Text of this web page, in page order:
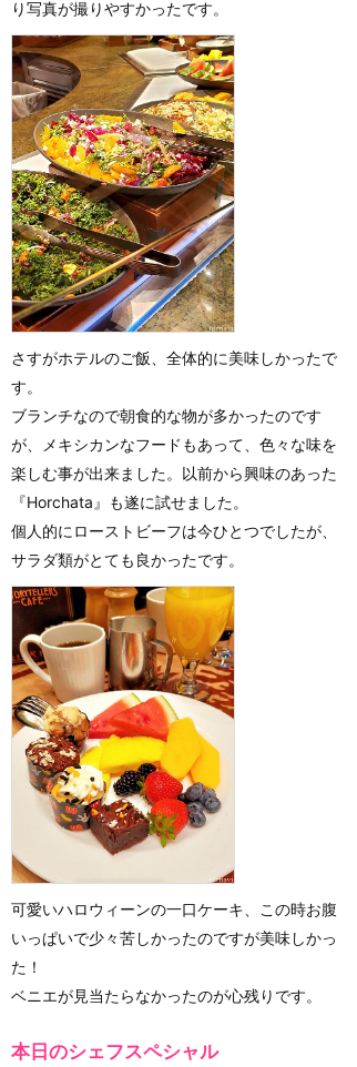
り写真が撮りやすかったです。
さすがホテルのご飯、全体的に美味しかったで
す。
ブランチなので朝食的な物が多かったのです
が、メキシカンなフードもあって、色々な味を
楽しむ事が出来ました。以前から興味のあった
『Horchata』も遂に試せました。
個人的にローストビーフは今ひとつでしたが、
サラダ類がとても良かったです。
可愛いハロウィーンの一口ケーキ、この時お腹
いっぱいで少々苦しかったのですが美味しかっ
た！
ベニエが見当たらなかったのが心残りです。
本日のシェフスペシャル